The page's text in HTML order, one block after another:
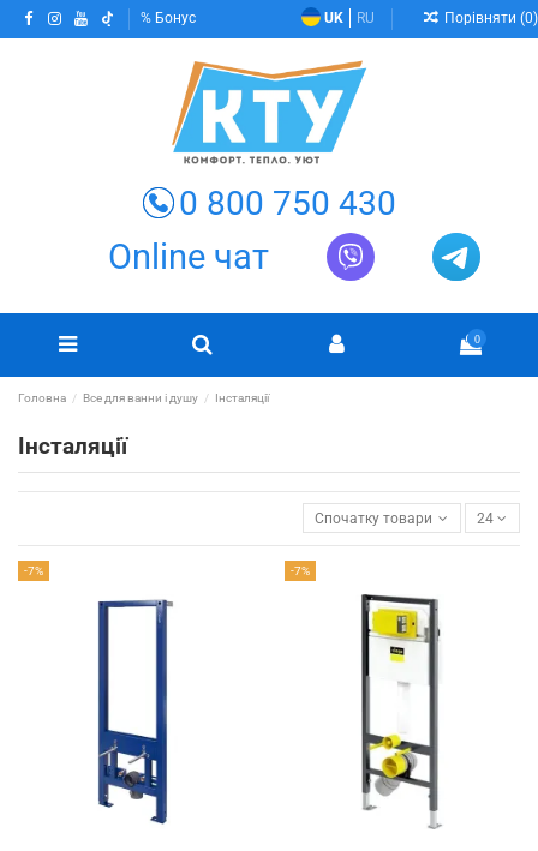
Бонус UK RU Порівняти (0)
0 800 750 430
Online чат
0
Головна Все для ванни і душу Інсталяції
Інсталяції
Спочатку товари в наявності
24
-7% -7%